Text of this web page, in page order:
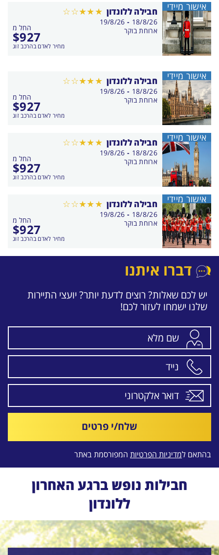
חבילה ללונדון
החל מ
$927
מחיר לאדם בהרכב זוג
בין
התאריכים,
18/8/26
-
19/8/26
ארוחת בוקר
אישור מיידי
חבילה ללונדון
החל מ
$927
מחיר לאדם בהרכב זוג
בין
התאריכים,
18/8/26
-
19/8/26
ארוחת בוקר
אישור מיידי
חבילה ללונדון
החל מ
$927
מחיר לאדם בהרכב זוג
בין
התאריכים,
18/8/26
-
19/8/26
ארוחת בוקר
אישור מיידי
חבילה ללונדון
החל מ
$927
מחיר לאדם בהרכב זוג
בין
התאריכים,
18/8/26
-
19/8/26
ארוחת בוקר
אישור מיידי
דברו איתנו
יש לכם שאלות? רוצים לדעת יותר? יועצי התיירות
שלנו ישמחו לעזור לכם!
שלח/י פרטים
בהתאם למדיניות הפרטיות המפורסמת באתר
חבילות נופש ברגע האחרון
ללונדון